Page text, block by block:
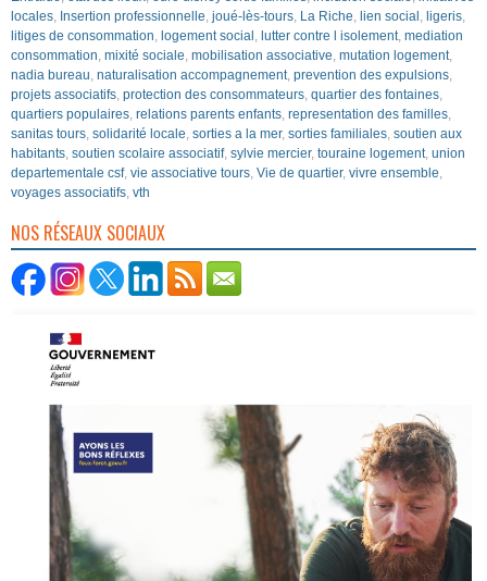
locales Insertion professionnelle joué-lès-tours La Riche lien social ligeris
litiges de consommation logement social lutter contre l isolement, mediation
consommation mixité sociale mobilisation associative mutation logement,
nadia bureau naturalisation accompagnement, prevention des expulsions
projets associatifs protection des consommateurs quartier des fontaines
quartiers populaires relations parents enfants representation des familles
sanitas tours solidarité locale sorties a la mer, sorties familiales soutien aux
habitants soutien scolaire associatif, sylvie mercier, touraine logement, union
departementale csf, vie associative tours Vie de quartier, vivre ensemble
voyages associatifs vth
NOS RÉSEAUX SOCIAUX